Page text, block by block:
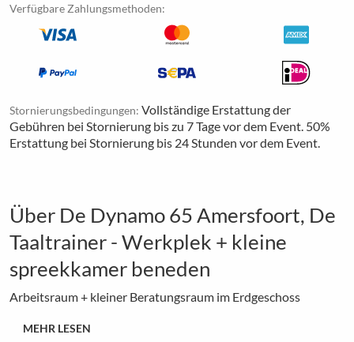
Verfügbare Zahlungsmethoden:
Stornierungsbedingungen: Vollständige Erstattung der
Gebühren bei Stornierung bis zu 7 Tage vor dem Event. 50%
Erstattung bei Stornierung bis 24 Stunden vor dem Event.
Über De Dynamo 65 Amersfoort, De
Taaltrainer - Werkplek + kleine
spreekkamer beneden
Arbeitsraum + kleiner Beratungsraum im Erdgeschoss
MEHR LESEN